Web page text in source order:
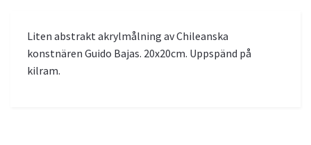
Liten abstrakt akrylmålning av Chileanska
konstnären Guido Bajas. 20x20cm. Uppspänd på
kilram.